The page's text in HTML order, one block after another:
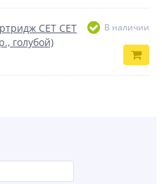
CET CET
голубой)
В наличии